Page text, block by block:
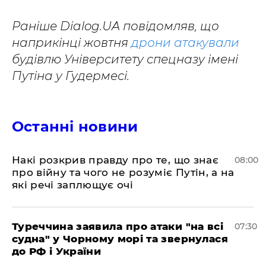
Раніше Dialog.UA повідомляв, що
наприкінці жовтнядрони атакували
будівлю Університету спецназу імені
Путіна у Гудермесі.
Останні новини
Накі розкрив правду про те, що знає
про війну та чого не розуміє Путін, а на
які речі заплющує очі
08:00
Туреччина заявила про атаки "на всі
судна" у Чорному морі та звернулася
до РФ і України
07:30